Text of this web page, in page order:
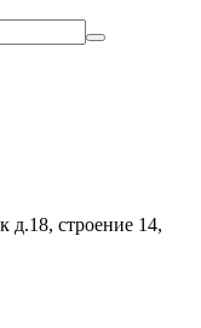
д.18, строение 14,